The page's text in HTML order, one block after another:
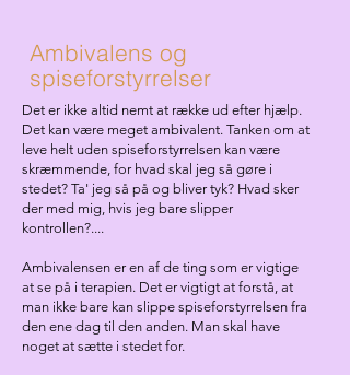
Ambivalens og
spiseforstyrrelser
Det er ikke altid nemt at række ud efter hjælp.
Det kan være meget ambivalent. Tanken om at
leve helt uden spiseforstyrrelsen kan være
skræmmende, for hvad skal jeg så gøre i
stedet? Ta' jeg så på og bliver tyk? Hvad sker
der med mig, hvis jeg bare slipper
kontrollen?....
Ambivalensen er en af de ting som er vigtige
at se på i terapien. Det er vigtigt at forstå, at
man ikke bare kan slippe spiseforstyrrelsen fra
den ene dag til den anden. Man skal have
noget at sætte i stedet for.